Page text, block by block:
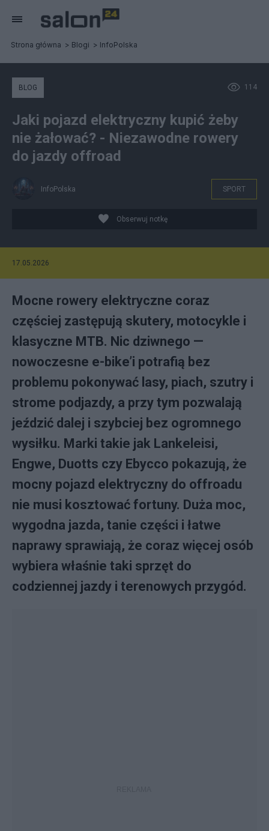
Strona główna Blogi InfoPolska
114
BLOG
Jaki pojazd elektryczny kupić żeby
nie żałować? - Niezawodne rowery
do jazdy offroad
InfoPolska SPORT
Obserwuj notkę
17.05.2026
Mocne rowery elektryczne coraz
częściej zastępują skutery, motocykle i
klasyczne MTB. Nic dziwnego —
nowoczesne e-bike’i potrafią bez
problemu pokonywać lasy, piach, szutry i
strome podjazdy, a przy tym pozwalają
jeździć dalej i szybciej bez ogromnego
wysiłku. Marki takie jak Lankeleisi,
Engwe, Duotts czy Ebycco pokazują, że
mocny pojazd elektryczny do offroadu
nie musi kosztować fortuny. Duża moc,
wygodna jazda, tanie części i łatwe
naprawy sprawiają, że coraz więcej osób
wybiera właśnie taki sprzęt do
codziennej jazdy i terenowych przygód.